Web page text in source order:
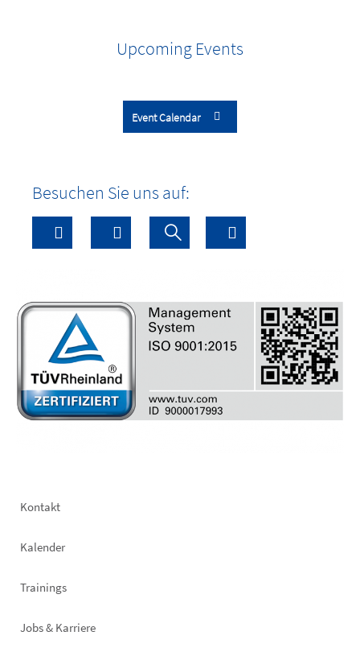
Upcoming Events
Event Calendar
Besuchen Sie uns auf:
Footer
Kontakt
Kalender
Trainings
Jobs & Karriere